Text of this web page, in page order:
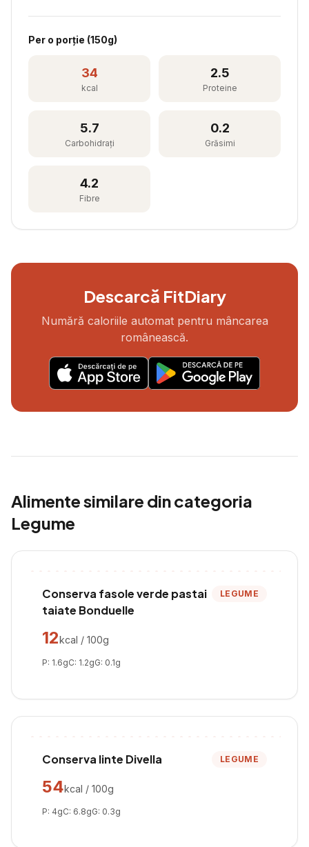
Per o porție (150g)
34
kcal
2.5
Proteine
5.7
Carbohidrați
0.2
Grăsimi
4.2
Fibre
Descarcă FitDiary
Numără caloriile automat pentru mâncarea
românească.
Alimente similare din categoria
Legume
Conserva fasole verde pastai
taiate Bonduelle
LEGUME
12kcal / 100g
P: 1.6gC: 1.2gG: 0.1g
Conserva linte Divella LEGUME
54kcal / 100g
P: 4gC: 6.8gG: 0.3g